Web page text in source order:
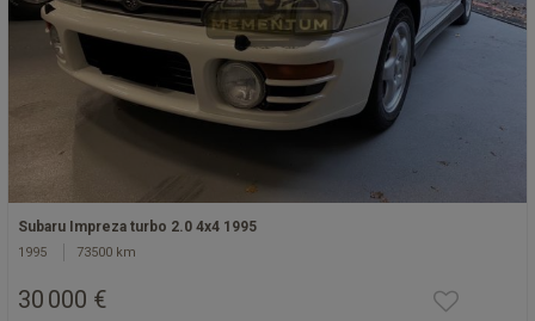
Subaru Impreza turbo 2.0 4x4 1995
1995 73500 km
30 000 €